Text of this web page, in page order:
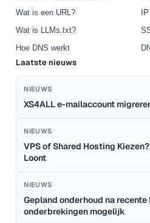
Wat is een URL?
Wat is LLMs.txt?
Hoe DNS werkt
Laatste nieuws
NIEUWS
XS4ALL e-mailaccount
NIEUWS
VPS of Shared Hosting
Loont
NIEUWS
Gepland onderhoud na
onderbrekingen mogelijk